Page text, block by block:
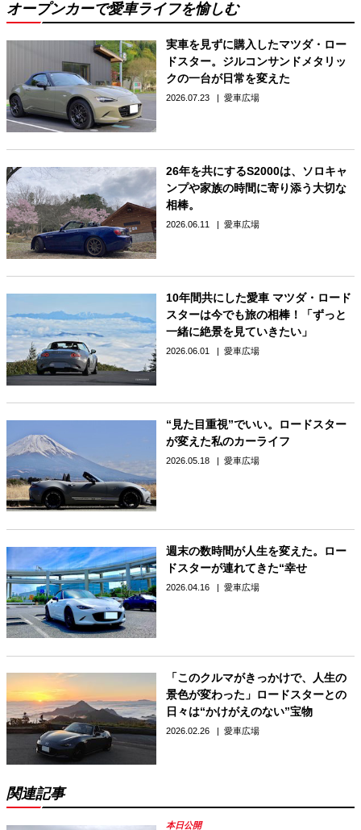
オープンカーで愛車ライフを愉しむ
実車を見ずに購入したマツダ・ロー
ドスター。ジルコンサンドメタリッ
クの一台が日常を変えた
2026.07.23 愛車広場
26年を共にするS2000は、ソロキャ
ンプや家族の時間に寄り添う大切な
相棒。
2026.06.11 愛車広場
10年間共にした愛車 マツダ・ロード
スターは今でも旅の相棒！「ずっと
一緒に絶景を見ていきたい」
2026.06.01 愛車広場
“見た目重視”でいい。ロードスター
が変えた私のカーライフ
2026.05.18 愛車広場
週末の数時間が人生を変えた。ロー
ドスターが連れてきた“幸せ
2026.04.16 愛車広場
「このクルマがきっかけで、人生の
景色が変わった」ロードスターとの
日々は“かけがえのない”宝物
2026.02.26 愛車広場
関連記事